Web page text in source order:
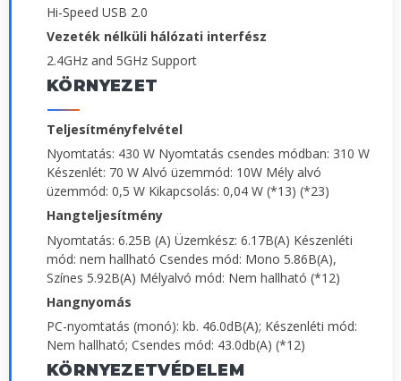
Hi-Speed USB 2.0
Vezeték nélküli hálózati interfész
2.4GHz and 5GHz Support
KÖRNYEZET
Teljesítményfelvétel
Nyomtatás: 430 W Nyomtatás csendes módban: 310 W
Készenlét: 70 W Alvó üzemmód: 10W Mély alvó
üzemmód: 0,5 W Kikapcsolás: 0,04 W (*13) (*23)
Hangteljesítmény
Nyomtatás: 6.25B (A) Üzemkész: 6.17B(A) Készenléti
mód: nem hallható Csendes mód: Mono 5.86B(A),
Színes 5.92B(A) Mélyalvó mód: Nem hallható (*12)
Hangnyomás
PC-nyomtatás (monó): kb. 46.0dB(A); Készenléti mód:
Nem hallható; Csendes mód: 43.0db(A) (*12)
KÖRNYEZETVÉDELEM